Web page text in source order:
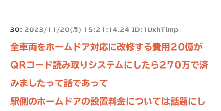
30: 2023/11/20(月) 15:21:14.24 ID:1UxhTlmp
全車両をホームドア対応に改修する費用20億が
QRコード読み取りシステムにしたら270万で済
みましたって話であって
駅側のホームドアの設置料金については話題にし